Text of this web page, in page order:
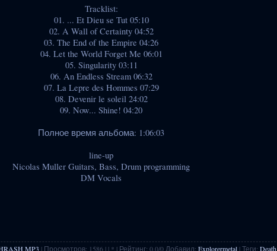
Tracklist:
01. ... Et Dieu se Tut 05:10
02. A Wall of Certainty 04:52
03. The End of the Empire 04:26
04. Let the World Forget Me 06:01
05. Singularity 03:11
06. An Endless Stream 06:32
07. La Lepre des Hommes 07:29
08. Devenir le soleil 24:02
09. Now... Shine! 04:20
Полное время альбома: 1:06:03
line-up
Nicolas Muller Guitars, Bass, Drum programming
DM Vocals
MP3 | Просмотров: 1586 | | * | Рейтинг: 0.0/0 Добавил: Explorermetal |Теги: Death